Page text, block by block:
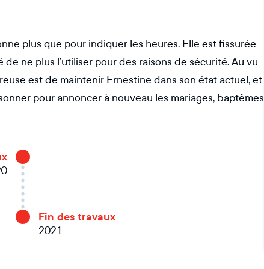
plus que pour indiquer les heures. Elle est fissurée
ne plus l’utiliser pour des raisons de sécurité. Au vu
est de maintenir Ernestine dans son état actuel, et
pour annoncer à nouveau les mariages, baptêmes
Fin des travaux
2021